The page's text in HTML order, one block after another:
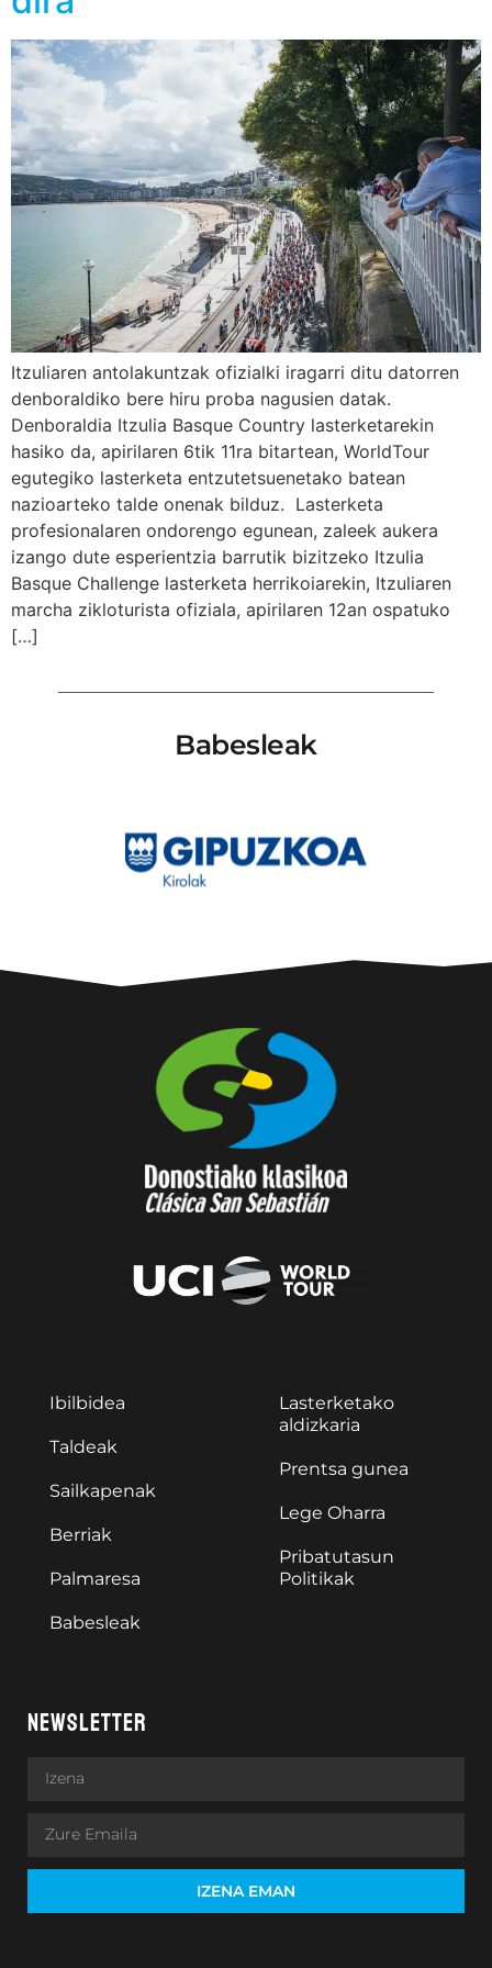
Itzuliaren antolakuntzak ofizialki iragarri ditu datorren
denboraldiko bere hiru proba nagusien datak.
Denboraldia Itzulia Basque Country lasterketarekin
hasiko da, apirilaren 6tik 11ra bitartean, WorldTour
egutegiko lasterketa entzutetsuenetako batean
nazioarteko talde onenak bilduz. Lasterketa
profesionalaren ondorengo egunean, zaleek aukera
izango dute esperientzia barrutik bizitzeko Itzulia
Basque Challenge lasterketa herrikoiarekin, Itzuliaren
marcha zikloturista ofiziala, apirilaren 12an ospatuko
[…]
Babesleak
Ibilbidea
Taldeak
Sailkapenak
Berriak
Palmaresa
Babesleak
Lasterketako
aldizkaria
Prentsa gunea
Lege Oharra
Pribatutasun
Politikak
NEWSLETTER
IZENA EMAN